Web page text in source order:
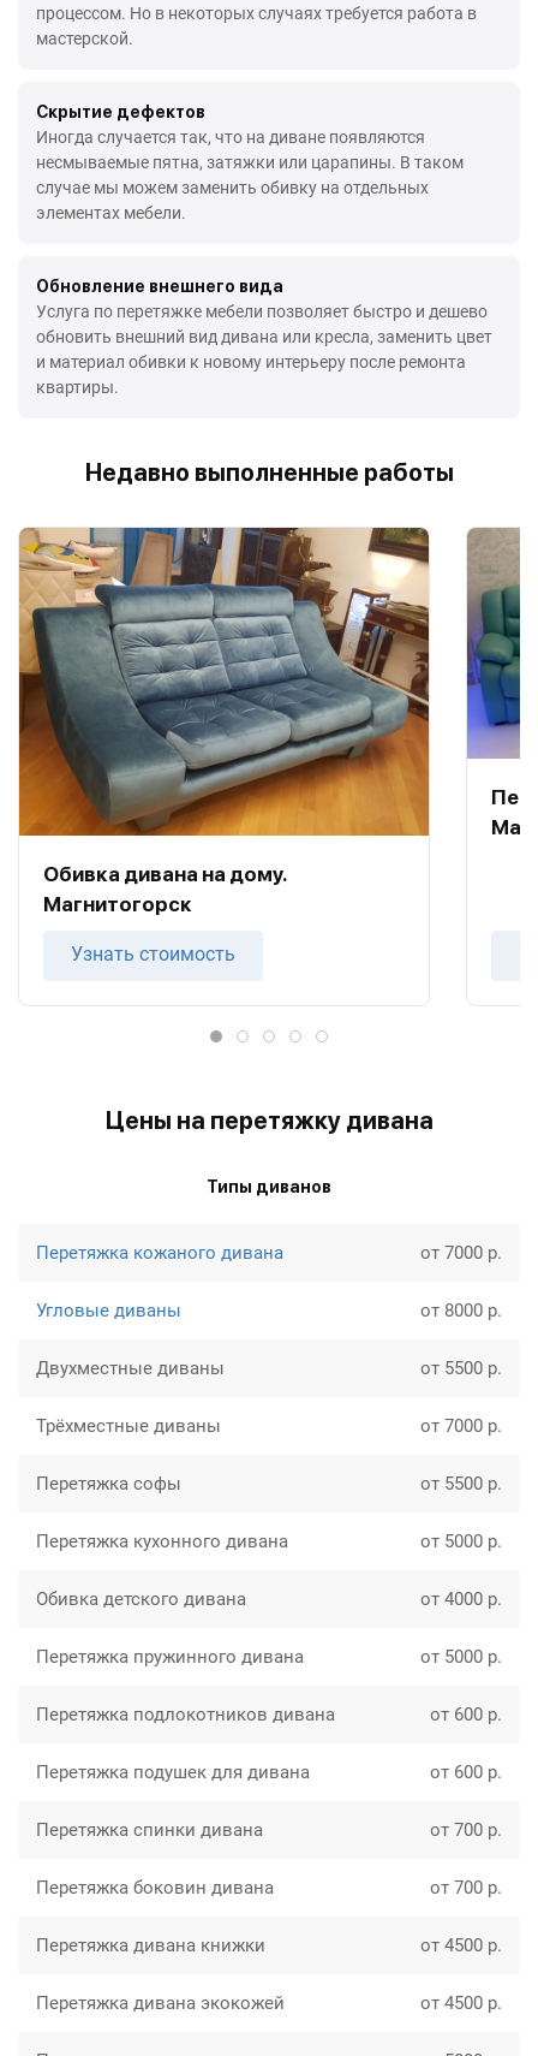
процессом. Но в некоторых случаях требуется работа в
мастерской.
Скрытие дефектов
Иногда случается так, что на диване появляются
несмываемые пятна, затяжки или царапины. В таком
случае мы можем заменить обивку на отдельных
элементах мебели.
Обновление внешнего вида
Услуга по перетяжке мебели позволяет быстро и дешево
обновить внешний вид дивана или кресла, заменить цвет
и материал обивки к новому интерьеру после ремонта
квартиры.
Недавно выполненные работы
Обивка дивана на дому.
Магнитогорск
Узнать стоимость
Цены на перетяжку дивана
Типы диванов
Перетяжка кожаного дивана от 7000 р.
Угловые диваны от 8000 р.
Двухместные диваны от 5500 р.
Трёхместные диваны от 7000 р.
Перетяжка софы от 5500 р.
Перетяжка кухонного дивана от 5000 р.
Обивка детского дивана от 4000 р.
Перетяжка пружинного дивана от 5000 р.
Перетяжка подлокотников дивана от 600 р.
Перетяжка подушек для дивана от 600 р.
Перетяжка спинки дивана от 700 р.
Перетяжка боковин дивана от 700 р.
Перетяжка дивана книжки от 4500 р.
Перетяжка дивана экокожей от 4500 р.